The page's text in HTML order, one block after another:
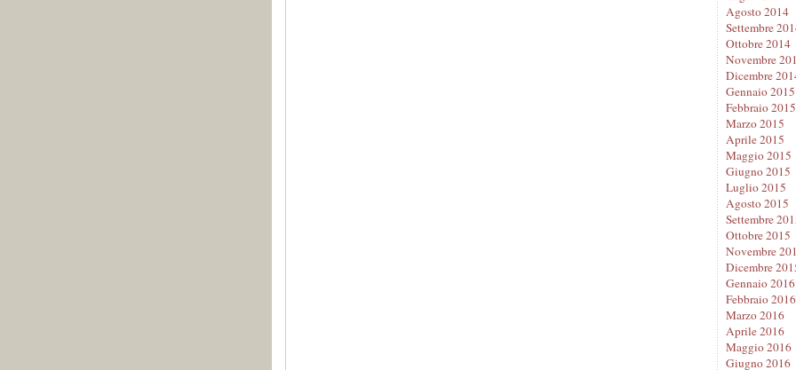
Agosto 2014
Settembre
Ottobre 2014
Novembre
Dicembre
Gennaio 2015
Febbraio 2015
Marzo 2015
Aprile 2015
Maggio 2015
Giugno 2015
Luglio 2015
Agosto 2015
Settembre
Ottobre 2015
Novembre
Dicembre
Gennaio 2016
Febbraio 2016
Marzo 2016
Aprile 2016
Maggio 2016
Giugno 2016